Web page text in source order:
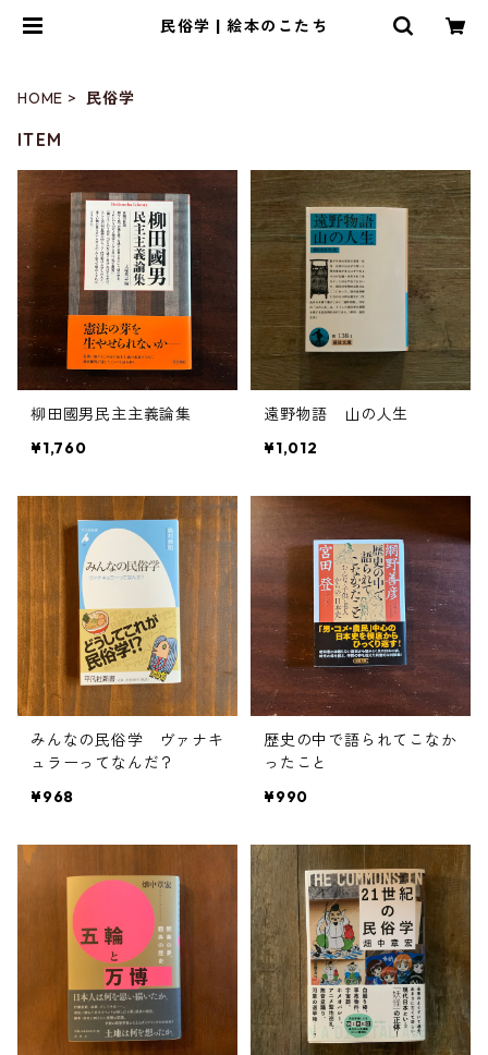
民俗学 | 絵本のこたち
HOME 民俗学
ITEM
柳田國男民主主義論集
¥1,760
遠野物語 山の人生
¥1,012
みんなの民俗学 ヴァナキ
ュラーってなんだ？
¥968
歴史の中で語られてこなか
ったこと
¥990